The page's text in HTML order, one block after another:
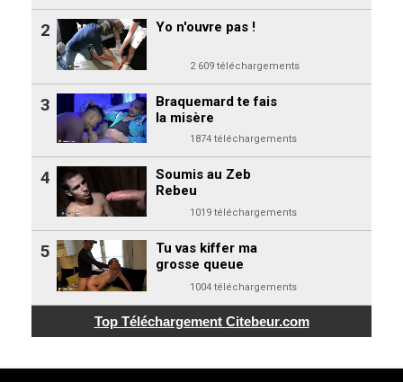
Yo n'ouvre pas !
2 609 téléchargements
2
Braquemard te fais
la misère
1874 téléchargements
3
Soumis au Zeb
Rebeu
1019 téléchargements
4
Tu vas kiffer ma
grosse queue
1004 téléchargements
5
Top Téléchargement Citebeur.com